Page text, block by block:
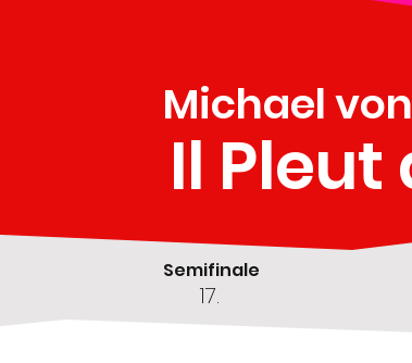
Michael
Il Pleut
Semifinale
17.